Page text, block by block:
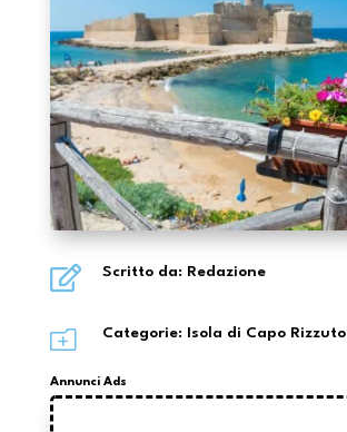
 Scritto da: Redazione
o Categorie: Isola di Capo Rizzuto
Annunci Ads